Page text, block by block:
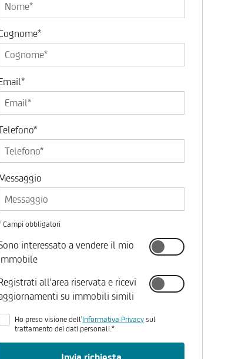
Campi obbligatori
interessato a vendere il mio
all'area riservata e ricevi
su immobili simili
Ho preso visione dell'Informativa Privacy sul
trattamento dei dati personali.*